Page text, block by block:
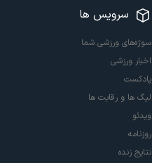
سرویس ها
سوژه‌های ورزشی شما
اخبار ورزشی
پادکست
لیگ ها و رقابت ها
ویدئو
روزنامه
نتایج زنده